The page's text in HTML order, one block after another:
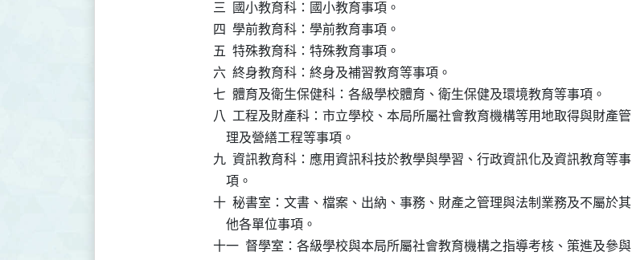
三  國小教育科：國小教育事項。
四  學前教育科：學前教育事項。
五  特殊教育科：特殊教育事項。
六  終身教育科：終身及補習教育等事項。
七  體育及衛生保健科：各級學校體育、衛生保健及環境教育等事項。
八  工程及財產科：市立學校、本局所屬社會教育機構等用地取得與財產管
    理及營繕工程等事項。
九  資訊教育科：應用資訊科技於教學與學習、行政資訊化及資訊教育等事
    項。
十  秘書室：文書、檔案、出納、事務、財產之管理與法制業務及不屬於其
    他各單位事項。
十一  督學室：各級學校與本局所屬社會教育機構之指導考核、策進及參與